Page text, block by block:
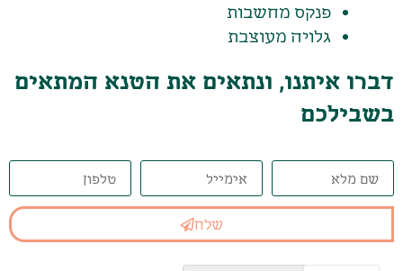
פנקס מחשבות
גלויה מעוצבת
דברו איתנו, ונתאים את הטנא המתאים
בשבילכם
שלח